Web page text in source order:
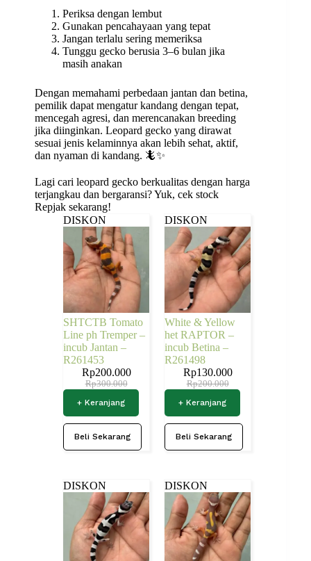
Periksa dengan lembut
Gunakan pencahayaan yang tepat
Jangan terlalu sering memeriksa
Tunggu gecko berusia 3–6 bulan jika
masih anakan
Dengan memahami perbedaan jantan dan betina,
pemilik dapat mengatur kandang dengan tepat,
mencegah agresi, dan merencanakan breeding
jika diinginkan. Leopard gecko yang dirawat
sesuai jenis kelaminnya akan lebih sehat, aktif,
dan nyaman di kandang. 🦎✨
Lagi cari leopard gecko berkualitas dengan harga
terjangkau dan bergaransi? Yuk, cek stock
Repjak sekarang!
DISKON
SHTCTB Tomato
Line ph Tremper –
incub Jantan –
R261453
Rp300.000
Rp200.000
+ Keranjang
Beli Sekarang
DISKON
White & Yellow
het RAPTOR –
incub Betina –
R261498
Rp200.000
Rp130.000
+ Keranjang
Beli Sekarang
DISKON DISKON